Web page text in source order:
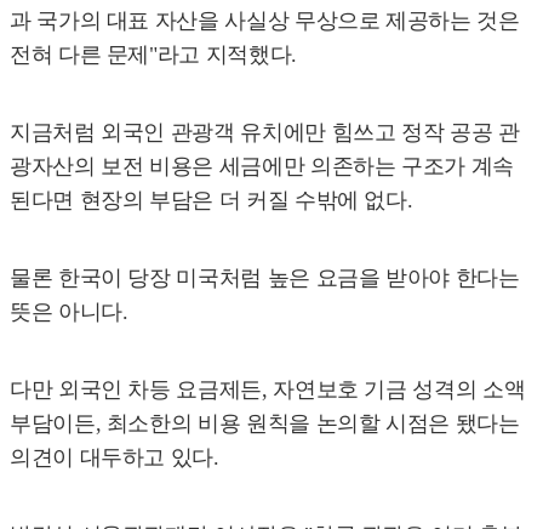
과 국가의 대표 자산을 사실상 무상으로 제공하는 것은
전혀 다른 문제"라고 지적했다.
지금처럼 외국인 관광객 유치에만 힘쓰고 정작 공공 관
광자산의 보전 비용은 세금에만 의존하는 구조가 계속
된다면 현장의 부담은 더 커질 수밖에 없다.
물론 한국이 당장 미국처럼 높은 요금을 받아야 한다는
뜻은 아니다.
다만 외국인 차등 요금제든, 자연보호 기금 성격의 소액
부담이든, 최소한의 비용 원칙을 논의할 시점은 됐다는
의견이 대두하고 있다.